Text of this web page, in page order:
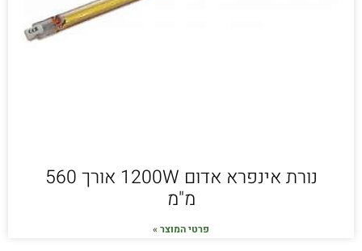
נורת אינפרא אדום 1200W אורך 560
מ"מ
פרטי המוצר »